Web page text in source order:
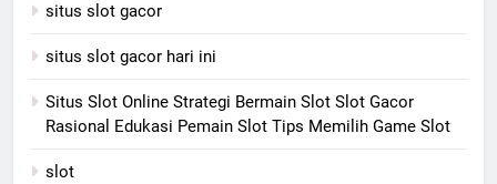
situs slot gacor
situs slot gacor hari ini
Situs Slot Online Strategi Bermain Slot Slot Gacor
Rasional Edukasi Pemain Slot Tips Memilih Game Slot
slot